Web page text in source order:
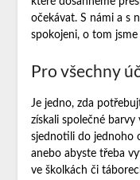
očekávat. S námi a s
spokojeni, o tom
Pro všechny
Je jedno, zda
získali společné
sjednotili do jednoho
anebo abyste třeba
ve školkách či